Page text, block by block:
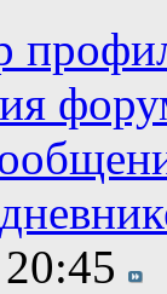
20:45